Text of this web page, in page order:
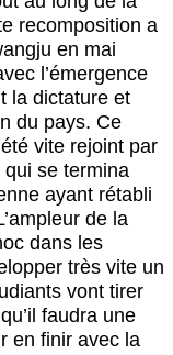
recomposition a
en mai
l’émergence
la dictature et
du pays. Ce
vite rejoint par
se termina
ayant rétabli
de la
dans les
très vite un
vont tirer
faudra une
en finir avec la